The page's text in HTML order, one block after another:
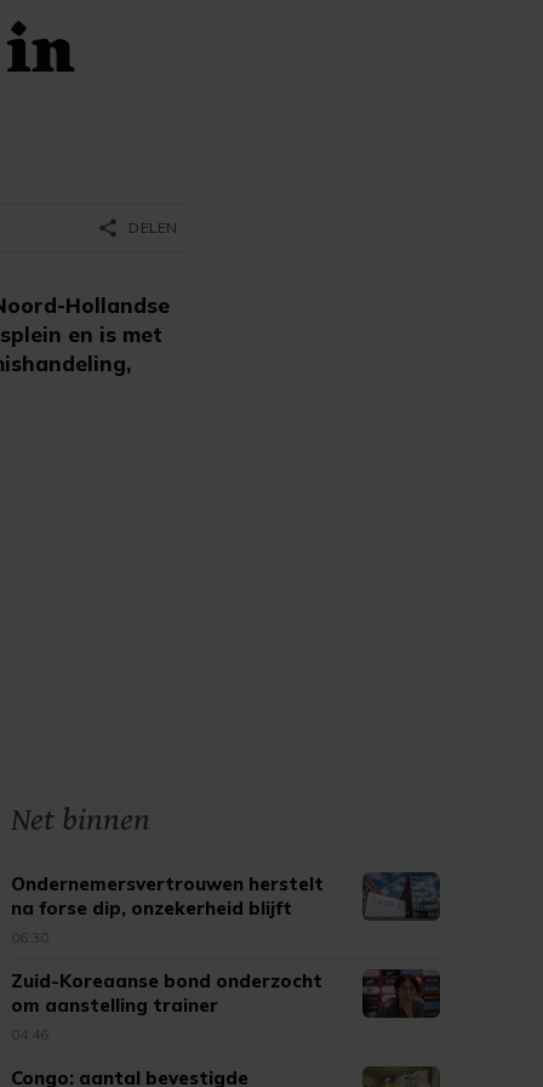
Hollandse
en is met
share DELEN
Net binnen
Ondernemersvertrouwen herstelt
na forse dip, onzekerheid blijft
06:30
Zuid-Koreaanse bond onderzocht
om aanstelling trainer
04:46
Congo: aantal bevestigde